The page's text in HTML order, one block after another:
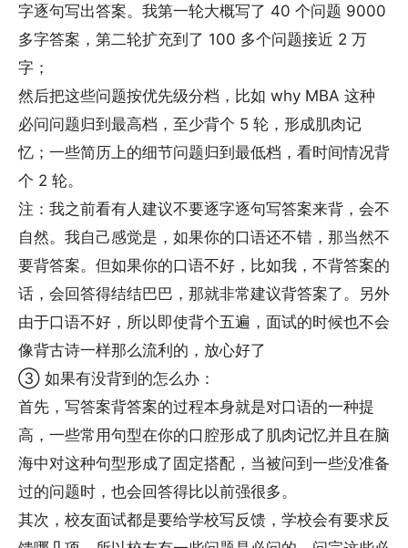
字逐句写出答案。我第一轮大概写了 40 个问题 9000
多字答案，第二轮扩充到了 100 多个问题接近 2 万
字；
然后把这些问题按优先级分档，比如 why MBA 这种
必问问题归到最高档，至少背个 5 轮，形成肌肉记
忆；一些简历上的细节问题归到最低档，看时间情况背
个 2 轮。
注：我之前看有人建议不要逐字逐句写答案来背，会不
自然。我自己感觉是，如果你的口语还不错，那当然不
要背答案。但如果你的口语不好，比如我，不背答案的
话，会回答得结结巴巴，那就非常建议背答案了。另外
由于口语不好，所以即使背个五遍，面试的时候也不会
像背古诗一样那么流利的，放心好了
③ 如果有没背到的怎么办：
首先，写答案背答案的过程本身就是对口语的一种提
高，一些常用句型在你的口腔形成了肌肉记忆并且在脑
海中对这种句型形成了固定搭配，当被问到一些没准备
过的问题时，也会回答得比以前强很多。
其次，校友面试都是要给学校写反馈，学校会有要求反